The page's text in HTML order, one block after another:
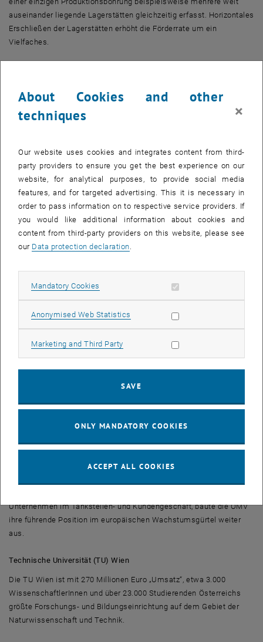
auseinander liegende Lagerstätten gleichzeitig erfasst. Horizontales
Erschließen der Lagerstätten erhöht die Förderrate um ein
Vielfaches.
unter Beweis stellen: „Durch das Arbeiten über Fakultäts- und
Institutsgrenzen hinweg können wir der OMV die gesamte Expertise
der TU Wien zugänglich machen.“ Somit sieht sie für beide Partner
Zusammenarbeit.
Hintergrundinformationen:
OMV Aktiengesellschaft
Mit einem Konzernumsatz von EUR 17,92 Mrd und einem
Mitarbeiterstand von 34.676 im Jahr 2009 ist die OMV
Aktiengesellschaft eines der größten börsennotierten
Raffinerien & Marketing (R&M) in 12 Ländern tätig. Im Bereich
Kontinenten aktiv. Der Bereich Gas & Power (G&P) verkauft jährlich
rund 13,1 Mrd m³ Gas. Durch das 2.000 km lange österreichische
Gasleitungsnetz transportiert G&P jährlich rund 75 Mrd m³ Erdgas.
Der Central European Gas Hub der OMV zählt mit ca. 23 Mrd m³
jährlichem Handelsvolumen zu den wichtigsten Gashubs
Die OMV ist der führende Energiekonzern im europäischen
Wachstumsgürtel mit Öl- und Gasreserven von rund 1,19 Mrd boe,
jährlichen Raffineriekapazität von rund 26 Mio t. Die OMV verfügt
über 2.319 Tankstellen in Q2/10. Der Marktanteil des Konzerns im
Unternehmen im Tankstellen- und Kundengeschäft, baute die OMV
ihre führende Position im europäischen Wachstumsgürtel weiter
aus.
Technische Universität (TU) Wien
Die TU Wien ist mit 270 Millionen Euro „Umsatz“, etwa 3.000
WissenschaftlerInnen und über 23.000 Studierenden Österreichs
größte Forschungs- und Bildungseinrichtung auf dem Gebiet der
Naturwissenschaft und Technik.
About Cookies and other
techniques
×
Our website uses cookies and integrates content from third-
party providers to ensure you get the best experience on our
website, for analytical purposes, to provide social media
features, and for targeted advertising. This it is necessary in
order to pass information on to respective service providers. If
you would like additional information about cookies and
content from third-party providers on this website, please see
our Data protection declaration.
Mandatory Cookies Allow mandatory cookies
Anonymised Web Statistics Allow statistic cookies
Marketing and Third Party Allow marketing cookies
SAVE
ONLY MANDATORY COOKIES
ACCEPT ALL COOKIES